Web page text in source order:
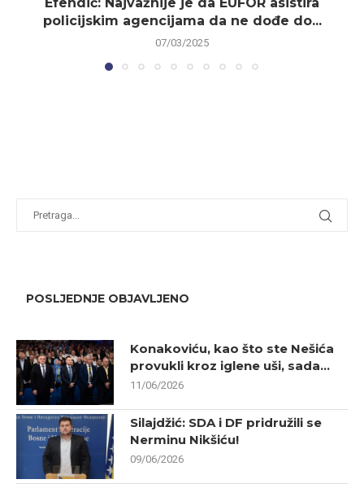
Efendić: Najvažnije je da EUFOR asistira
policijskim agencijama da ne dođe do...
07/03/2025
POSLJEDNJE OBJAVLJENO
Konakoviću, kao što ste Nešića
provukli kroz iglene uši, sada...
11/06/2026
Silajdžić: SDA i DF pridružili se
Nerminu Nikšiću!
09/06/2026